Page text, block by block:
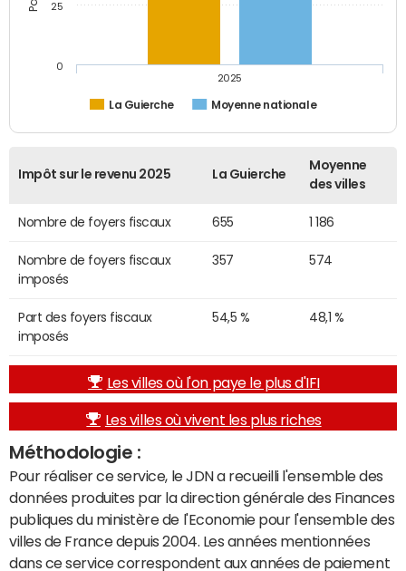
La Guierche Moyenne nationale
2025
0
25
Impôt sur le revenu 2025 La Guierche
Moyenne
des villes
Nombre de foyers fiscaux 655 1 186
Nombre de foyers fiscaux
imposés
357 574
Part des foyers fiscaux
imposés
54,5 % 48,1 %
Les villes où l'on paye le plus d'IFI
Les villes où vivent les plus riches
Méthodologie :
Pour réaliser ce service, le JDN a recueilli l'ensemble des
données produites par la direction générale des Finances
publiques du ministère de l'Economie pour l'ensemble des
villes de France depuis 2004. Les années mentionnées
dans ce service correspondent aux années de paiement